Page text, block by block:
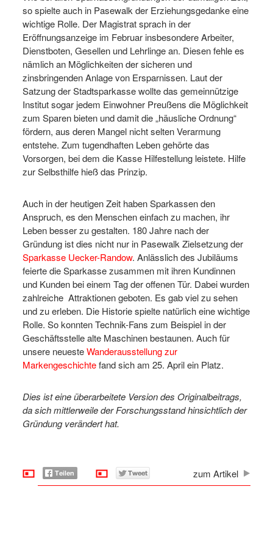
so spielte auch in Pasewalk der Erziehungsgedanke eine
wichtige Rolle. Der Magistrat sprach in der
Eröffnungsanzeige im Februar insbesondere Arbeiter,
Dienstboten, Gesellen und Lehrlinge an. Diesen fehle es
nämlich an Möglichkeiten der sicheren und
zinsbringenden Anlage von Ersparnissen. Laut der
Satzung der Stadtsparkasse wollte das gemeinnützige
Institut sogar jedem Einwohner Preußens die Möglichkeit
zum Sparen bieten und damit die „häusliche Ordnung“
fördern, aus deren Mangel nicht selten Verarmung
entstehe. Zum tugendhaften Leben gehörte das
Vorsorgen, bei dem die Kasse Hilfestellung leistete. Hilfe
zur Selbsthilfe hieß das Prinzip.
Auch in der heutigen Zeit haben Sparkassen den
Anspruch, es den Menschen einfach zu machen, ihr
Leben besser zu gestalten. 180 Jahre nach der
Gründung ist dies nicht nur in Pasewalk Zielsetzung der
Sparkasse Uecker-Randow. Anlässlich des Jubiläums
feierte die Sparkasse zusammen mit ihren Kundinnen
und Kunden bei einem Tag der offenen Tür. Dabei wurden
zahlreiche Attraktionen geboten. Es gab viel zu sehen
und zu erleben. Die Historie spielte natürlich eine wichtige
Rolle. So konnten Technik-Fans zum Beispiel in der
Geschäftsstelle alte Maschinen bestaunen. Auch für
unsere neuesteWanderausstellung zur
Markengeschichtefand sich am 25. April ein Platz.
Dies ist eine überarbeitete Version des Originalbeitrags,
da sich mittlerweile der Forschungsstand hinsichtlich der
Gründung verändert hat.
zum Artikel